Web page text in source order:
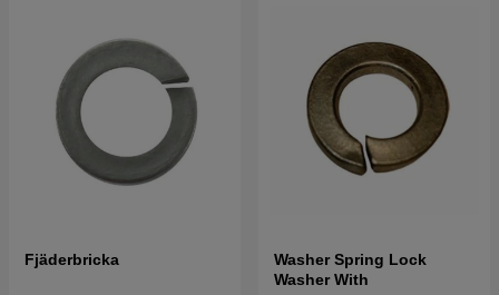
Fjäderbricka
Washer Spring Lock
Washer With